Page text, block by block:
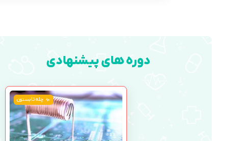
دوره های پیشنهادی
چله تابستون